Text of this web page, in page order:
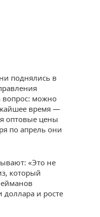
поднялись в
можно
время —
оптовые цены
по апрель они
«Это не
который
и росте